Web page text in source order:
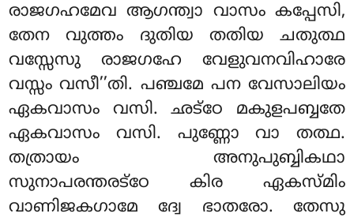
രാജഗഹമേവ ആഗന്ത്വാ വാസം കപ്പേസി,
തേന വുത്തം ദുതിയ തതിയ ചതുത്ഥ
വസ്സേസു രാജഗഹേ വേളുവനവിഹാരേ
വസ്സം വസീ’’തി. പഞ്ചമേ പന വേസാലിയം
ഏകവാസം വസി. ഛട്ഠേ മകുളപബ്ബതേ
ഏകവാസം വസി. പുണ്ണോ വാ തത്ഥ.
തത്രായം അനുപുബ്ബികഥാ
സുനാപരന്തരട്ഠേ കിര ഏകസ്മിം
വാണിജകഗാമേ ദ്വേ ഭാതരോ. തേസു